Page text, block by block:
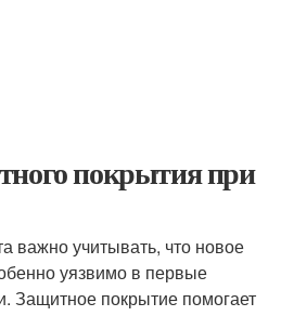
покрытия при
важно учитывать, что новое
уязвимо в первые
Защитное покрытие помогает